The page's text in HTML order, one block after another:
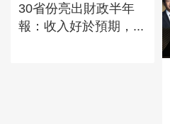
30省份亮出財政半年
報：收入好於預期，...